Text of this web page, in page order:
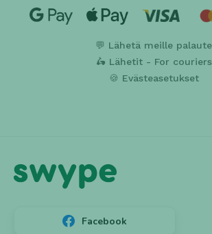
💬 Lähetä meille palaute
🛵 Lähetit - For couriers
🍪 Evästeasetukset
Facebook